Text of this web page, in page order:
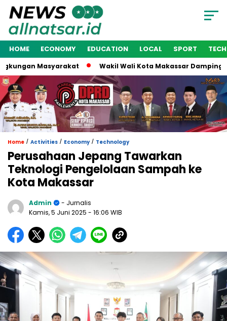
HOME ECONOMY EDUCATION LOCAL SPORT
Masyarakat Wakil Wali Kota Makassar Dampingi
Home / Activities / Economy/ Technology
Perusahaan Jepang Tawarkan
Teknologi Pengelolaan Sampah ke
Kota Makassar
Admin
- Jurnalis
Kamis, 5 Juni 2025 - 16:06 WIB